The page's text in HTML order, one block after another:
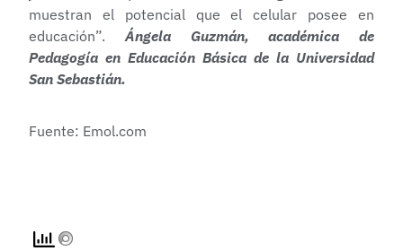
muestran el potencial que el celular posee en
educación”.Ángela Guzmán, académica de
Pedagogía en Educación Básica de la Universidad
San Sebastián.
Fuente: Emol.com